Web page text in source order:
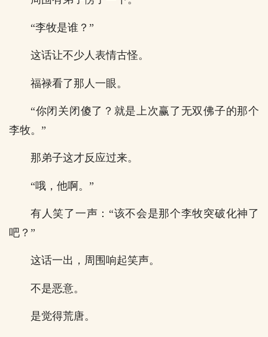
“李牧是谁？”
这话让不少人表情古怪。
福禄看了那人一眼。
“你闭关闭傻了？就是上次赢了无双佛子的那个
李牧。”
那弟子这才反应过来。
“哦，他啊。”
有人笑了一声：“该不会是那个李牧突破化神了
吧？”
这话一出，周围响起笑声。
不是恶意。
是觉得荒唐。